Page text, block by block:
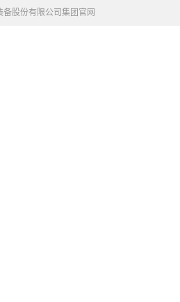
股份有限公司集团官网